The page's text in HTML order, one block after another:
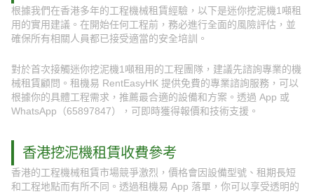
根據我們在香港多年的工程機械租賃經驗，以下是迷你挖泥機1噸租
用的實用建議。在開始任何工程前，務必進行全面的風險評估，並
確保所有相關人員都已接受適當的安全培訓。
對於首次接觸迷你挖泥機1噸租用的工程團隊，建議先諮詢專業的機
械租賃顧問。租機易 RentEasyHK 提供免費的專業諮詢服務，可以
根據你的具體工程需求，推薦最合適的設備和方案。透過 App 或
WhatsApp（65897847），可即時獲得報價和技術支援。
香港挖泥機租賃收費參考
香港的工程機械租賃市場競爭激烈，價格會因設備型號、租期長短
和工程地點而有所不同。透過租機易 App 落單，你可以享受透明的